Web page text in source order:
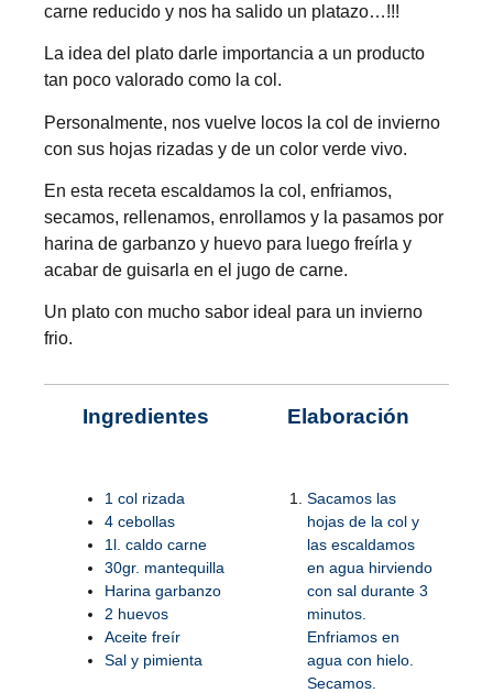
carne reducido y nos ha salido un platazo…!!!
La idea del plato darle importancia a un producto
tan poco valorado como la col.
Personalmente, nos vuelve locos la col de invierno
con sus hojas rizadas y de un color verde vivo.
En esta receta escaldamos la col, enfriamos,
secamos, rellenamos, enrollamos y la pasamos por
harina de garbanzo y huevo para luego freírla y
acabar de guisarla en el jugo de carne.
Un plato con mucho sabor ideal para un invierno
frio.
Ingredientes
1 col rizada
4 cebollas
1l. caldo carne
30gr. mantequilla
Harina garbanzo
2 huevos
Aceite freír
Sal y pimienta
Elaboración
Sacamos las
hojas de la col y
las escaldamos
en agua hirviendo
con sal durante 3
minutos.
Enfriamos en
agua con hielo.
Secamos.